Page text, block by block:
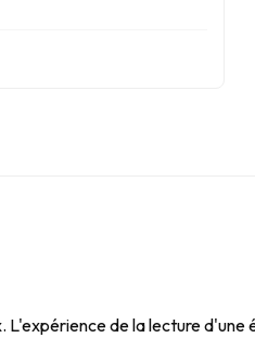
de la lecture